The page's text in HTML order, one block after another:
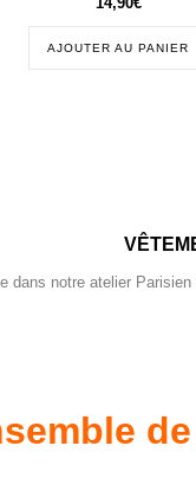
AJOUTER AU PANIER
dans notre atelier